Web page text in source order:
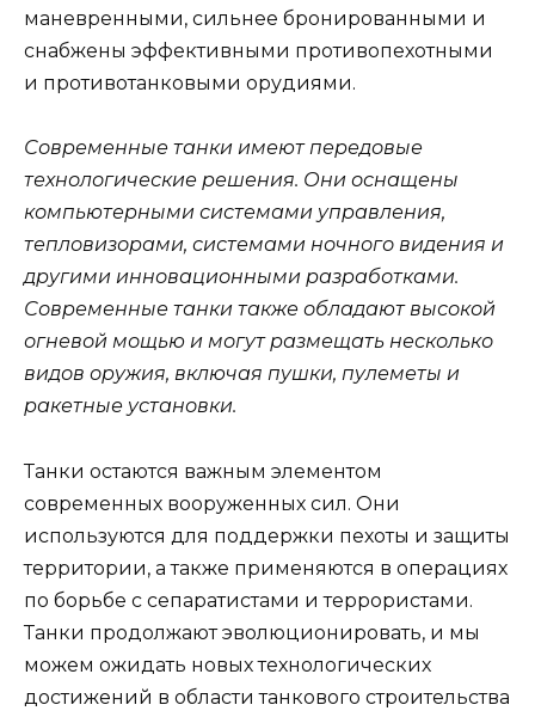
маневренными, сильнее бронированными и
снабжены эффективными противопехотными
и противотанковыми орудиями.
Современные танки имеют передовые
технологические решения. Они оснащены
компьютерными системами управления,
тепловизорами, системами ночного видения и
другими инновационными разработками.
Современные танки также обладают высокой
огневой мощью и могут размещать несколько
видов оружия, включая пушки, пулеметы и
ракетные установки.
Танки остаются важным элементом
современных вооруженных сил. Они
используются для поддержки пехоты и защиты
территории, а также применяются в операциях
по борьбе с сепаратистами и террористами.
Танки продолжают эволюционировать, и мы
можем ожидать новых технологических
достижений в области танкового строительства